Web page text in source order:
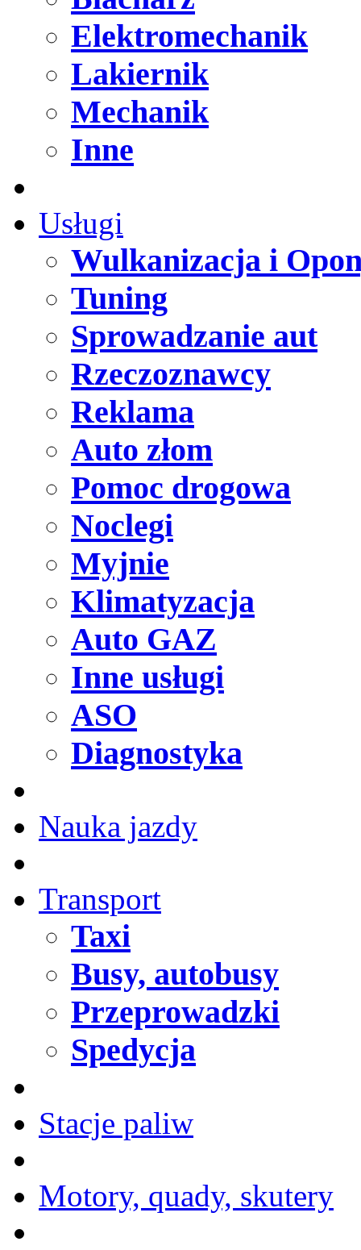
Elektromechanik
Lakiernik
Mechanik
Inne
Usługi
Wulkanizacja i
Tuning
Sprowadzanie aut
Rzeczoznawcy
Reklama
Auto złom
Pomoc drogowa
Noclegi
Myjnie
Klimatyzacja
Auto GAZ
Inne usługi
ASO
Diagnostyka
Nauka jazdy
Transport
Taxi
Busy, autobusy
Przeprowadzki
Spedycja
Stacje paliw
Motory, quady, skutery